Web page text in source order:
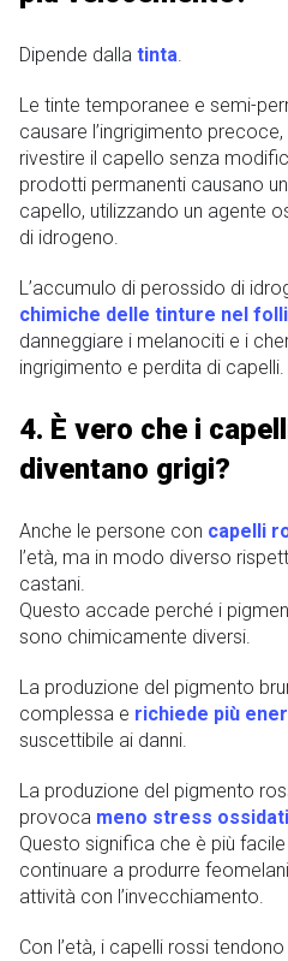
Dipende dalla tinta.
Le tinte temporanee e semi-
causare l’ingrigimento
rivestire il capello senza
prodotti permanenti causano
capello, utilizzando un agente
di idrogeno.
L’accumulo di perossido di
chimiche delle tinture nel
danneggiare i melanociti e i
ingrigimento e perdita di capelli.
4. È vero che i
diventano grigi?
Anche le persone con capelli
l’età, ma in modo diverso
castani.
Questo accade perché i
sono chimicamente diversi.
La produzione del pigmento
complessa e richiede più
suscettibile ai danni.
La produzione del pigmento
provoca meno stress
Questo significa che è più
continuare a produrre
attività con l’invecchiamento.
Con l’età, i capelli rossi